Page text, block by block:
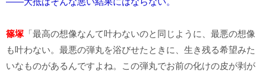
篠塚 「最高の想像なんて叶わないのと同じように、最悪の想像
も叶わない。最悪の弾丸を浴びせたときに、生き残る希望みた
いなものがあるんですよね。この弾丸でお前の化けの皮が剥が